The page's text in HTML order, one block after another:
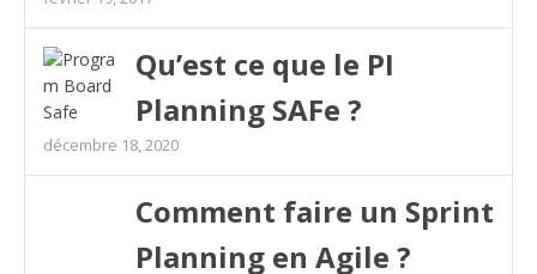
Qu’est ce que le PI
Planning SAFe ?
décembre 18, 2020
Comment faire un Sprint
Planning en Agile ?